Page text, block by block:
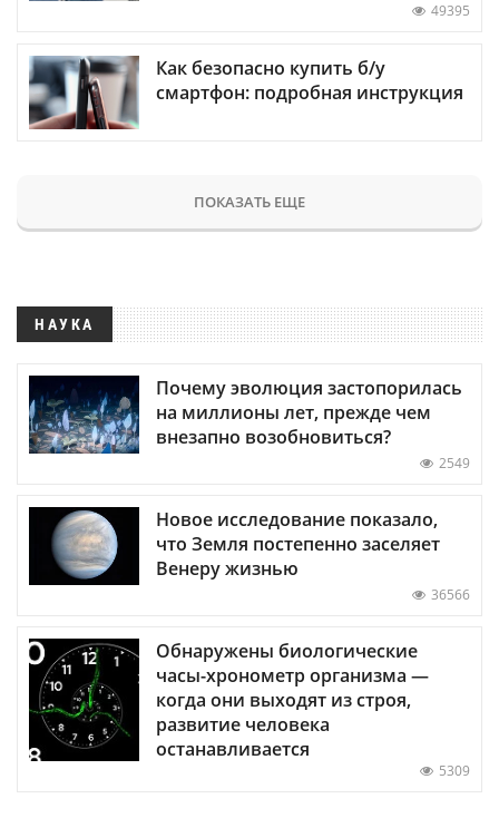
49395
Как безопасно купить б/у
смартфон: подробная инструкция
ПОКАЗАТЬ ЕЩЕ
НАУКА
Почему эволюция застопорилась
на миллионы лет, прежде чем
внезапно возобновиться?
2549
Новое исследование показало,
что Земля постепенно заселяет
Венеру жизнью
36566
Обнаружены биологические
часы-хронометр организма —
когда они выходят из строя,
развитие человека
останавливается
5309